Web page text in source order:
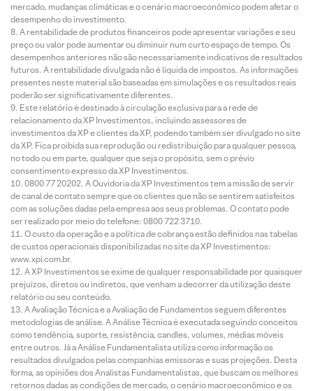
mercado, mudanças climáticas e o cenário macroeconômico podem afetar o
desempenho do investimento.
A rentabilidade de produtos financeiros pode apresentar variações e seu
preço ou valor pode aumentar ou diminuir num curto espaço de tempo. Os
desempenhos anteriores não são necessariamente indicativos de resultados
futuros. A rentabilidade divulgada não é líquida de impostos. As informações
presentes neste material são baseadas em simulações e os resultados reais
poderão ser significativamente diferentes.
Este relatório é destinado à circulação exclusiva para a rede de
relacionamento da XP Investimentos, incluindo assessores de
investimentos da XP e clientes da XP, podendo também ser divulgado no site
da XP. Fica proibida sua reprodução ou redistribuição para qualquer pessoa,
no todo ou em parte, qualquer que seja o propósito, sem o prévio
consentimento expresso da XP Investimentos.
0800 77 20202. A Ouvidoria da XP Investimentos tem a missão de servir
de canal de contato sempre que os clientes que não se sentirem satisfeitos
com as soluções dadas pela empresa aos seus problemas. O contato pode
ser realizado por meio do telefone: 0800 722 3710.
O custo da operação e a política de cobrança estão definidos nas tabelas
de custos operacionais disponibilizadas no site da XP Investimentos:
www.xpi.com.br.
A XP Investimentos se exime de qualquer responsabilidade por quaisquer
prejuízos, diretos ou indiretos, que venham a decorrer da utilização deste
relatório ou seu conteúdo.
A Avaliação Técnica e a Avaliação de Fundamentos seguem diferentes
metodologias de análise. A Análise Técnica é executada seguindo conceitos
como tendência, suporte, resistência, candles, volumes, médias móveis
entre outros. Já a Análise Fundamentalista utiliza como informação os
resultados divulgados pelas companhias emissoras e suas projeções. Desta
forma, as opiniões dos Analistas Fundamentalistas, que buscam os melhores
retornos dadas as condições de mercado, o cenário macroeconômico e os